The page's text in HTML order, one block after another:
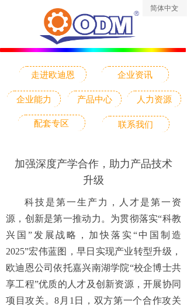
走进欧迪恩
人力资源
企业资讯
联系我们
企业能力
配套专区
ꀅ
简体中文
产品中心
加强深度产学合作，助力产品技术
升级
科技是第一生产力，人才是第一资
源，创新是第一推动力。为贯彻落实“科教
兴国”发展战略，加快落实“中国制造
2025”宏伟蓝图，早日实现产业转型升级，
欧迪恩公司依托嘉兴南湖学院“校企博士共
享工程”优质的人才及创新资源，开展协同
项目攻关。8月1日，双方第一个合作攻关